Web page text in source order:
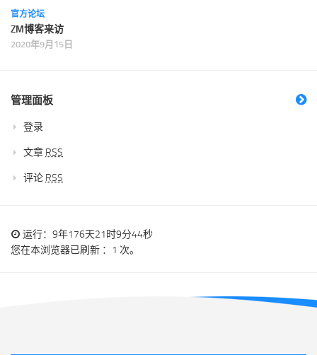
官方论坛
ZM博客来访
2020年9月15日
管理面板
登录
文章 RSS
评论 RSS
运行：9年176天21时9分45秒
您在本浏览器已刷新 ：1 次。